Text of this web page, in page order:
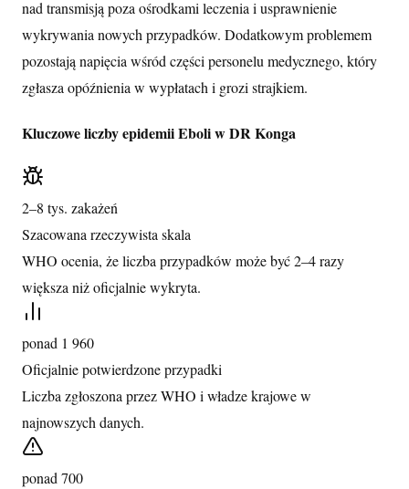
nad transmisją poza ośrodkami leczenia i usprawnienie
wykrywania nowych przypadków. Dodatkowym problemem
pozostają napięcia wśród części personelu medycznego, który
zgłasza opóźnienia w wypłatach i grozi strajkiem.
Kluczowe liczby epidemii Eboli w DR Konga
2–8 tys. zakażeń
Szacowana rzeczywista skala
WHO ocenia, że liczba przypadków może być 2–4 razy
większa niż oficjalnie wykryta.
ponad 1 960
Oficjalnie potwierdzone przypadki
Liczba zgłoszona przez WHO i władze krajowe w
najnowszych danych.
ponad 700